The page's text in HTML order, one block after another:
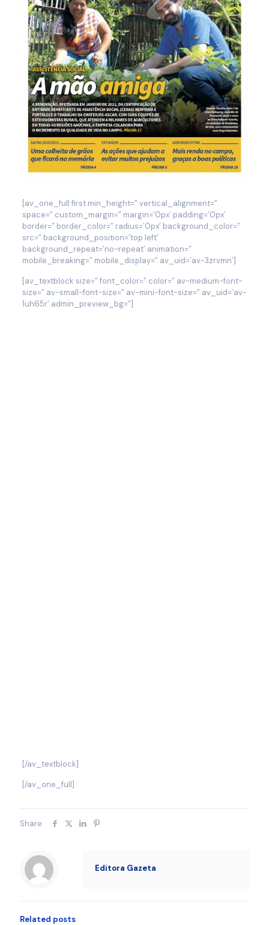
[av_one_full first min_height=” vertical_alignment=”
space=” custom_margin=” margin=’0px’ padding=’0px’
border=” border_color=” radius=’0px’ background_color=”
src=” background_position=’top left’
background_repeat=’no-repeat’ animation=”
mobile_breaking=” mobile_display=” av_uid=’av-3zrvmn’]
[av_textblock size=” font_color=” color=” av-medium-font-
size=” av-small-font-size=” av-mini-font-size=” av_uid=’av-
1uh65r’ admin_preview_bg=”]
[/av_textblock]
[/av_one_full]
Share
Editora Gazeta
Related posts